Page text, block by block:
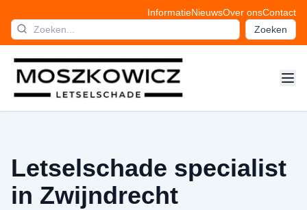
InformatieNieuwsOver onsContact
Zoeken
Letselschade specialist
in Zwijndrecht